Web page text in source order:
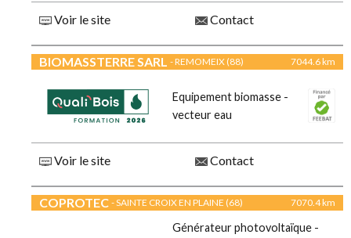
Voir le site Contact
BIOMASSTERRE SARL - REMOMEIX (88) 7044.6 km
Equipement biomasse -
vecteur eau
Voir le site Contact
COPROTEC - SAINTE CROIX EN PLAINE (68) 7070.4 km
Générateur photovoltaïque -